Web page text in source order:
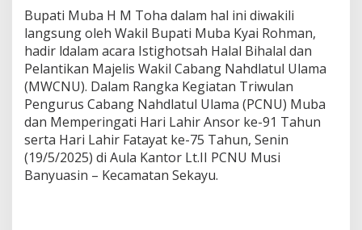
W
C
N
U
P
e
s
a
W
a
Bupati Muba H M Toha dalam hal ini diwakili
langsung oleh Wakil Bupati Muba Kyai Rohman,
hadir ldalam acara Istighotsah Halal Bihalal dan
Pelantikan Majelis Wakil Cabang Nahdlatul Ulama
(MWCNU). Dalam Rangka Kegiatan Triwulan
Pengurus Cabang Nahdlatul Ulama (PCNU) Muba
dan Memperingati Hari Lahir Ansor ke-91 Tahun
serta Hari Lahir Fatayat ke-75 Tahun, Senin
(19/5/2025) di Aula Kantor Lt.II PCNU Musi
Banyuasin – Kecamatan Sekayu.